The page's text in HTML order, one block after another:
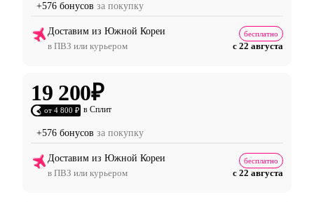
+576 бонусов за покупку
Доставим из Южной Кореи
в ПВЗ или курьером
бесплатно
с 22 августа
19 200₽
от 4 800 ₽ в Сплит
+576 бонусов за покупку
Доставим из Южной Кореи
в ПВЗ или курьером
бесплатно
с 22 августа